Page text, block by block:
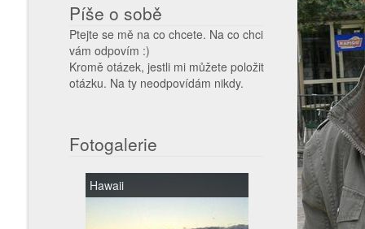
Píše o sobě
Ptejte se mě na co chcete. Na co chci
vám odpovím :)
Kromě otázek, jestli mi můžete položit
otázku. Na ty neodpovídám nikdy.
Fotogalerie
Hawaii